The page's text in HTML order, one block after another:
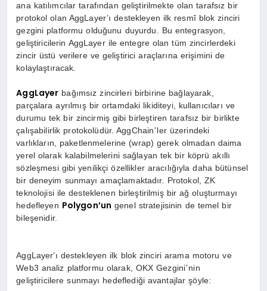
ana katılımcılar tarafından geliştirilmekte olan tarafsız bir
protokol olan AggLayer’ı destekleyen ilk resmî blok zinciri
gezgini platformu olduğunu duyurdu. Bu entegrasyon,
geliştiricilerin AggLayer ile entegre olan tüm zincirlerdeki
zincir üstü verilere ve geliştirici araçlarına erişimini de
kolaylaştıracak.
AggLayer bağımsız zincirleri birbirine bağlayarak,
parçalara ayrılmış bir ortamdaki likiditeyi, kullanıcıları ve
durumu tek bir zincirmiş gibi birleştiren tarafsız bir birlikte
çalışabilirlik protokolüdür. AggChain’ler üzerindeki
varlıkların, paketlenmelerine (wrap) gerek olmadan daima
yerel olarak kalabilmelerini sağlayan tek bir köprü akıllı
sözleşmesi gibi yenilikçiözellikler aracılığıyla daha bütünsel
bir deneyim sunmayı amaçlamaktadır. Protokol, ZK
teknolojisi ile desteklenen birleştirilmiş bir ağ oluşturmayı
hedefleyen Polygon’un genel stratejisinin de temel bir
bileşenidir.
AggLayer’ı destekleyen ilk blok zinciri arama motoru ve
Web3 analiz platformu olarak, OKX Gezgini’nin
geliştiricilere sunmayı hedeflediği avantajlar şöyle: